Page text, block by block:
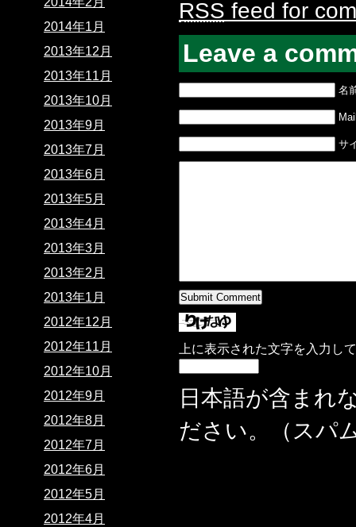
RSS feed for
Leave a
名
サ
上に表示された文字を入力し
日本語が含まれ
ださい。（スパ
2014年1月
2013年12月
2013年11月
2013年10月
2013年9月
2013年7月
2013年6月
2013年5月
2013年4月
2013年3月
2013年2月
2013年1月
2012年12月
2012年11月
2012年10月
2012年9月
2012年8月
2012年7月
2012年6月
2012年5月
2012年4月